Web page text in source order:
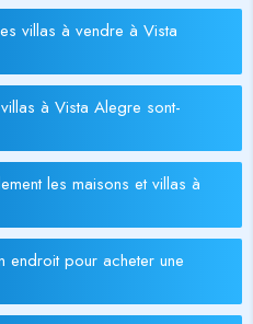
villas à vendre à Vista
à Vista Alegre sont-
les maisons et villas à
endroit pour acheter une